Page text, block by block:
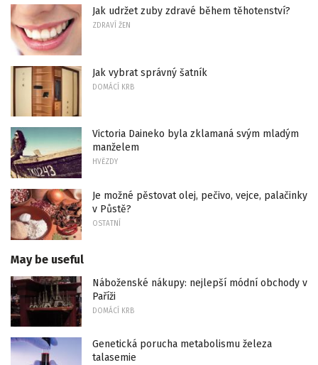
Jak udržet zuby zdravé během těhotenství?
ZDRAVÍ ŽEN
Jak vybrat správný šatník
DOMÁCÍ KRB
Victoria Daineko byla zklamaná svým mladým
manželem
HVĚZDY
Je možné pěstovat olej, pečivo, vejce, palačinky
v Půstě?
OSTATNÍ
May be useful
Náboženské nákupy: nejlepší módní obchody v
Paříži
DOMÁCÍ KRB
Genetická porucha metabolismu železa
talasemie